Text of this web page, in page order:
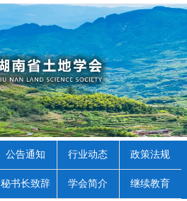
公告通知 行业动态 政策法规
秘书长致辞 学会简介 继续教育